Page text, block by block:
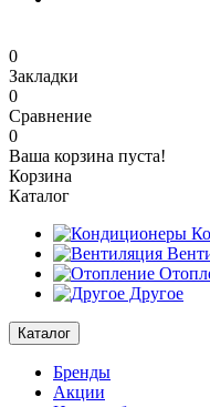
0
Закладки
0
Сравнение
0
Ваша корзина пуста!
Корзина
Каталог
Другое
Каталог
Бренды
Акции